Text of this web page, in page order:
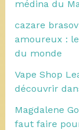
médina du
cazare
amoureux :
du monde
Vape Shop
découvrir
Magdalene
faut faire